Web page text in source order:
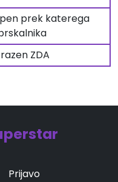
prek katerega
ZDA
Prijavo